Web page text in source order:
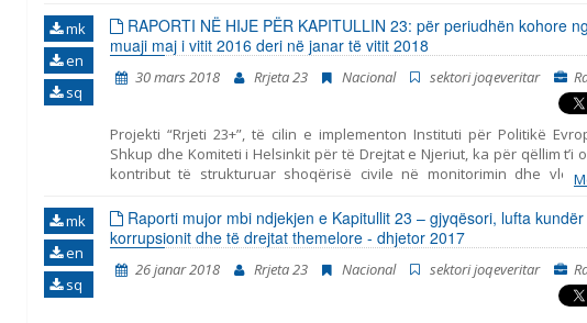
ndryshme: - periudha para zgjedhjeve të parakohshme parlamentare
dhjetor të vitit 2016, - periudha e tranzicionit pas zgjedhjeve dhe para
të Qeverisë së re më datë 31 maj të vitit 2017, dhe - periudha nga
Qeverisë së re deri në fund të muajit janar të vitit 2018. Raporti i
ngjarjet kryesore në periudhën e analizuar dhe jep rekomandime për
në secilën fushën të Kapitullit 23. Për analizë të detajuar të të gjitha
lutemi shiheni Raportin në hije. Shadow Report.
mk
en
sq
RAPORTI NË HIJE PËR KAPITULLIN 23: për periudhën kohore
muaji maj i vitit 2016 deri në janar të vitit 2018
30 mars 2018 Rrjeta 23 Nacional sektori joqeveritar
Projekti “Rrjeti 23+”, të cilin e implementon Instituti për Politikë
Shkup dhe Komiteti i Helsinkit për të Drejtat e Njeriut, ka për qëllim t’i
kontribut të strukturuar shoqërisë civile në monitorimin dhe
politikave të përfshira me Kapitullin 23 nga aderimi në BE –
të drejtat themelore. Ky raport i bashkon në një tërësi të vetme
gjitha konstatimet, konkluzionet dhe rekomandimet, të cilat
monitorimi i fushave të strukturuara në Kapitullin 23 –
drejtat themelore. Në të vërtetë, ky është Raporti i tretë në hije të
publikon “Rrjeti 23”. Dy raportet paraprakë kishin të bëjnë me
kohore tetor 2014 - korrik 2015 dhe korrik 2015 – prill 2016. Raporti e
mk
en
sq
Raporti mujor mbi ndjekjen e Kapitullit 23 – gjyqësori, lufta kundër
korrupsionit dhe të drejtat themelore - dhjetor 2017
26 janar 2018 Rrjeta 23 Nacional sektori joqeveritar